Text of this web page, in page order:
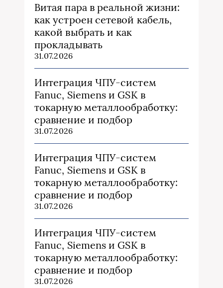
Витая пара в реальной жизни:
как устроен сетевой кабель,
какой выбрать и как
прокладывать
31.07.2026
Интеграция ЧПУ-систем
Fanuc, Siemens и GSK в
токарную металлообработку:
сравнение и подбор
31.07.2026
Интеграция ЧПУ-систем
Fanuc, Siemens и GSK в
токарную металлообработку:
сравнение и подбор
31.07.2026
Интеграция ЧПУ-систем
Fanuc, Siemens и GSK в
токарную металлообработку:
сравнение и подбор
31.07.2026